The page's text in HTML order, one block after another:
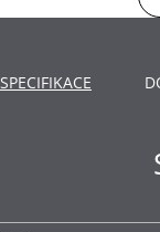
SPECIFIKACE